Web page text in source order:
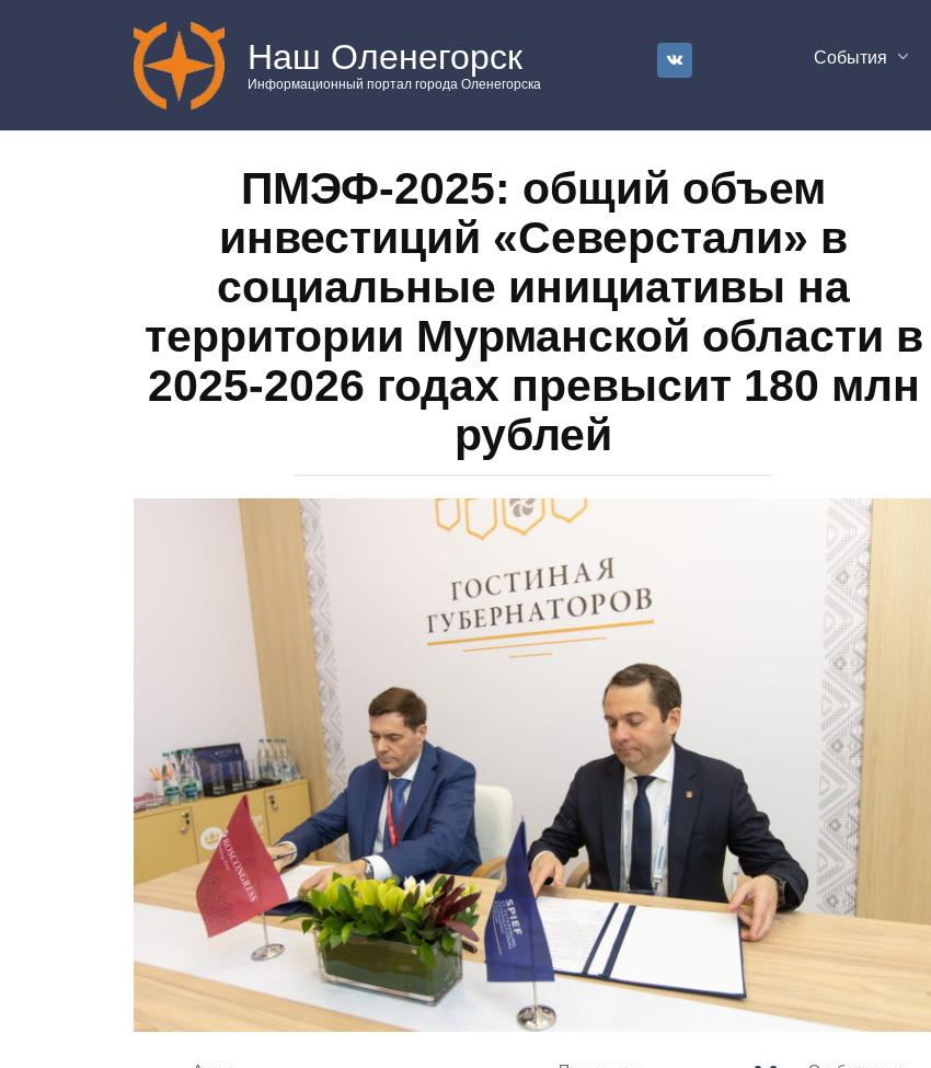
Наш Оленегорск
Информационный портал города Оленегорска
События
ПМЭФ-2025: общий объем
инвестиций «Северстали» в
социальные инициативы на
территории Мурманской области в
2025-2026 годах превысит 180 млн
рублей